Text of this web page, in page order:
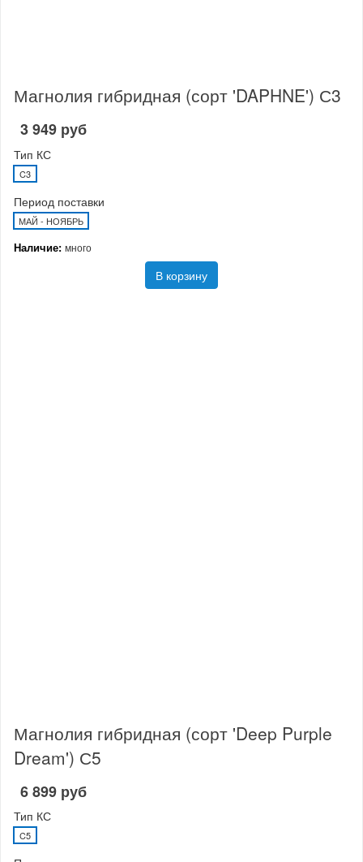
Магнолия гибридная (сорт 'DAPHNE') С3
3 949 руб
Тип КС
C3
Период поставки
МАЙ - НОЯБРЬ
Наличие: много
В корзину
Магнолия гибридная (сорт 'Deep Purple
Dream') С5
6 899 руб
Тип КС
C5